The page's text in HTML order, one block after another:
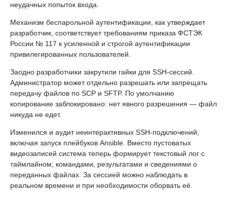
неудачных попыток входа.
Механизм беспарольной аутентификации, как утверждает
разработчик, соответствует требованиям приказа ФСТЭК
России № 117 к усиленной и строгой аутентификации
привилегированных пользователей.
Заодно разработчики закрутили гайки для SSH-сессий.
Администратор может отдельно разрешать или запрещать
передачу файлов по SCP и SFTP. По умолчанию
копирование заблокировано: нет явного разрешения — файл
никуда не едет.
Изменился и аудит неинтерактивных SSH-подключений,
включая запуск плейбуков Ansible. Вместо пустоватых
видеозаписей система теперь формирует текстовый лог с
таймлайном, командами, результатами и сведениями о
переданных файлах. За сессией можно наблюдать в
реальном времени и при необходимости оборвать её.